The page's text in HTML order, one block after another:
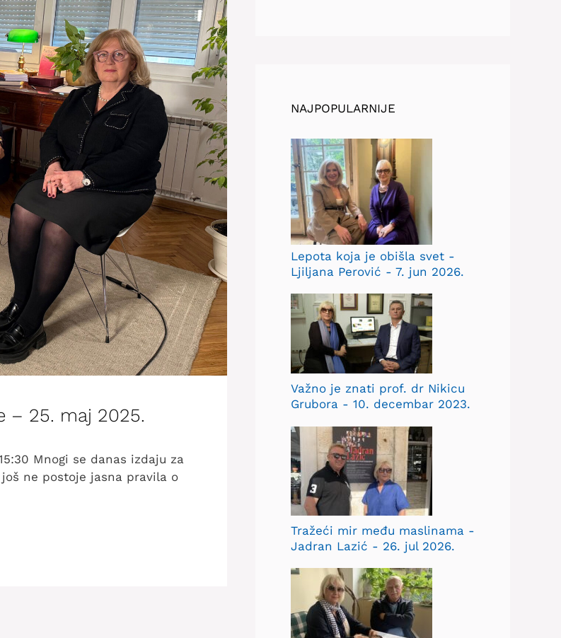
– 25. maj 2025.
Mnogi se danas izdaju za
ne postoje jasna pravila o
NAJPOPULARNIJE
Lepota koja je obišla svet -
Ljiljana Perović - 7. jun 2026.
Važno je znati prof. dr Nikicu
Grubora - 10. decembar 2023.
Tražeći mir među maslinama -
Jadran Lazić - 26. jul 2026.